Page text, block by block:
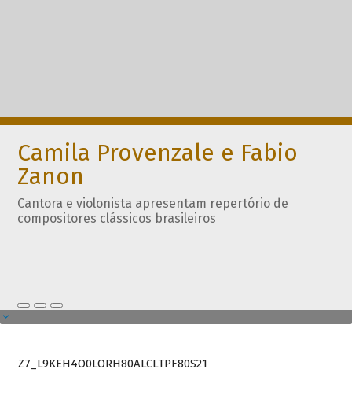
Camila Provenzale e Fabio
Zanon
Cantora e violonista apresentam repertório de
compositores clássicos brasileiros
Z7_L9KEH4O0LORH80ALCLTPF80S21